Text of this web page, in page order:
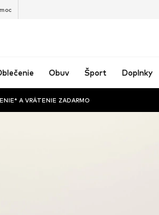
Obuv Šport Doplnky
A VRÁTENIE ZADARMO